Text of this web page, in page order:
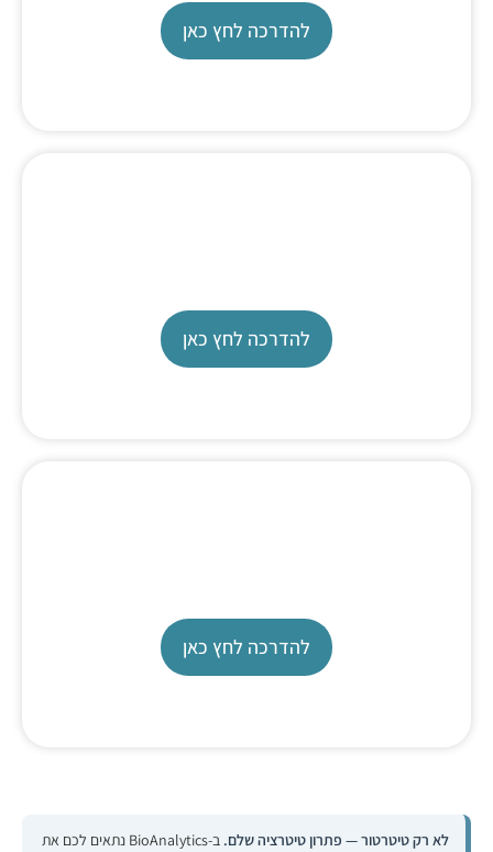
להדרכה לחץ כאן
להדרכה לחץ כאן
להדרכה לחץ כאן
לא רק טיטרטור — פתרון טיטרציה שלם.
ב-BioAnalytics נתאים לכם את